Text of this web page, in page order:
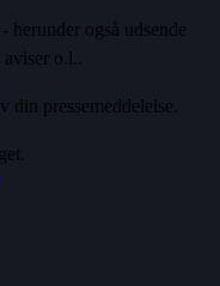
herunder også udsende
aviser o.l..
pressemeddelelse.